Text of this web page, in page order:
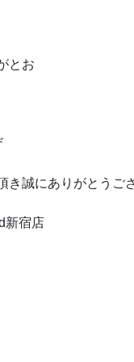
とお
き誠にありがとうご
新宿店